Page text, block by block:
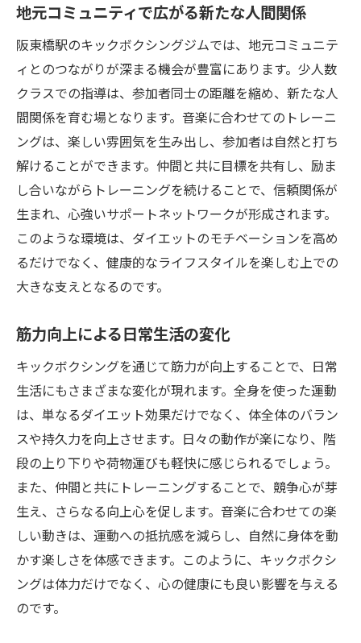
地元コミュニティで広がる新たな人間関係
阪東橋駅のキックボクシングジムでは、地元コミュニテ
ィとのつながりが深まる機会が豊富にあります。少人数
クラスでの指導は、参加者同士の距離を縮め、新たな人
間関係を育む場となります。音楽に合わせてのトレーニ
ングは、楽しい雰囲気を生み出し、参加者は自然と打ち
解けることができます。仲間と共に目標を共有し、励ま
し合いながらトレーニングを続けることで、信頼関係が
生まれ、心強いサポートネットワークが形成されます。
このような環境は、ダイエットのモチベーションを高め
るだけでなく、健康的なライフスタイルを楽しむ上での
大きな支えとなるのです。
筋力向上による日常生活の変化
キックボクシングを通じて筋力が向上することで、日常
生活にもさまざまな変化が現れます。全身を使った運動
は、単なるダイエット効果だけでなく、体全体のバラン
スや持久力を向上させます。日々の動作が楽になり、階
段の上り下りや荷物運びも軽快に感じられるでしょう。
また、仲間と共にトレーニングすることで、競争心が芽
生え、さらなる向上心を促します。音楽に合わせての楽
しい動きは、運動への抵抗感を減らし、自然に身体を動
かす楽しさを体感できます。このように、キックボクシ
ングは体力だけでなく、心の健康にも良い影響を与える
のです。